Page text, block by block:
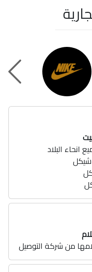
انحاء البلاد
من شركة التوصيل